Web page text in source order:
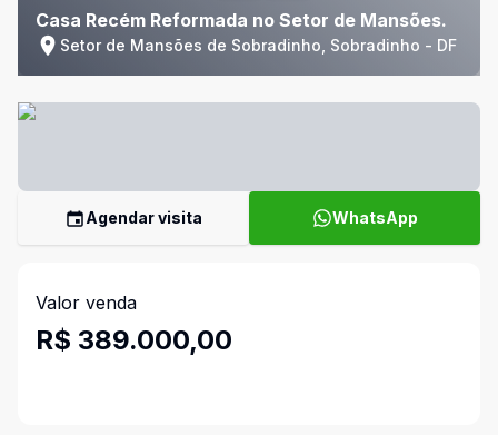
Casa Recém Reformada no Setor de Mansões.
Setor de Mansões de Sobradinho, Sobradinho - DF
Agendar visita WhatsApp
Valor venda
R$ 389.000,00